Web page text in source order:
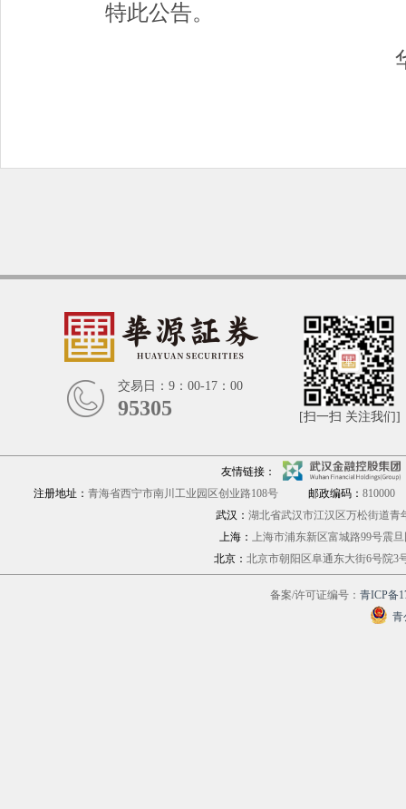
特此公告。
交易日：9：00-17：00
95305 [扫一扫 关注我们]
友情链接：
注册地址： 青海省西宁市南川工业园区创业路108号 邮政编码： 810000
武汉： 湖北省武汉市江汉区万松街道
上海： 上海市浦东新区富城路
北京： 北京市朝阳区阜通东大街6号
备案/许可证编号： 青ICP备
青